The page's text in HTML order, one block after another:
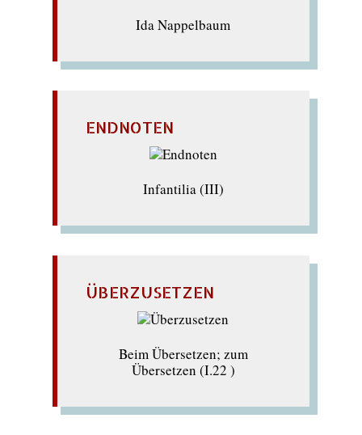
Ida Nappelbaum
ENDNOTEN
Infantilia (III)
ÜBERZUSETZEN
Beim Übersetzen; zum
Übersetzen (I.22 )